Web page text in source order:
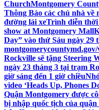
ChurchMontgomery
Thông Báo các chủ nhà về
đường lái xeTrình diễn thời
show at Montgomery Mall
Day” vào thứ Sáu ngày 29
montgomerycountymd.gov/
Rockville sẽ tặng Steering
ngày 23 tháng 3 tại trạm
giờ sáng đến 1 giờ chiều
video ‘Heads Up, Phones
Quận Montgomery được
bị nhập quốc tịch của